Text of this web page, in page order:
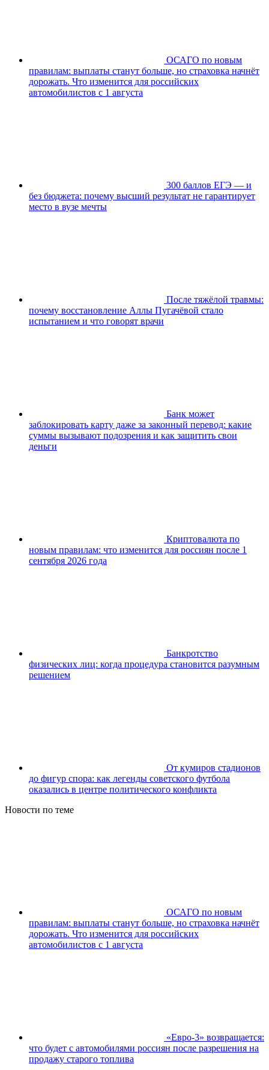
ОСАГО по новым
правилам: выплаты станут больше, но страховка начнёт
дорожать. Что изменится для российских
автомобилистов с 1 августа
300 баллов ЕГЭ — и
без бюджета: почему высший результат не гарантирует
место в вузе мечты
После тяжёлой травмы:
почему восстановление Аллы Пугачёвой стало
испытанием и что говорят врачи
Банк может
заблокировать карту даже за законный перевод: какие
суммы вызывают подозрения и как защитить свои
деньги
Криптовалюта по
новым правилам: что изменится для россиян после 1
сентября 2026 года
Банкротство
физических лиц: когда процедура становится разумным
решением
От кумиров стадионов
до фигур спора: как легенды советского футбола
оказались в центре политического конфликта
Новости по теме
ОСАГО по новым
правилам: выплаты станут больше, но страховка начнёт
дорожать. Что изменится для российских
автомобилистов с 1 августа
«Евро-3» возвращается:
что будет с автомобилями россиян после разрешения на
продажу старого топлива